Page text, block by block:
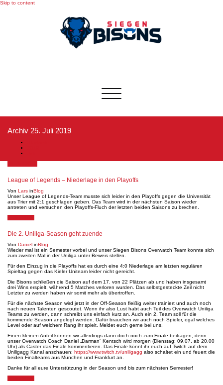
Skip to content
Toggle
navigation
Archiv 25. Juli 2019
League of Legends – Niederlage in den Playoffs
Von Lars inBlog
Unser League of Legends-Team musste sich leider in den Playoffs gegen die Universität
aus Trier mit 2:1 geschlagen geben. Das Team wird in der nächsten Saison wieder
antreten und versuchen den Playoffs-Fluch der letzten beiden Saisons zu brechen.
Die 2. Uniliga-Season geht zuende
Von Daniel inBlog
Wieder mal ist ein Semester vorbei und unser Siegen Bisons Overwatch Team konnte sich
zum zweiten Mal in der Uniliga unter Beweis stellen.
Für den Einzug in die Playoffs hat es durch eine 4:0 Niederlage am letzten regulären
Spieltag gegen das Kieler Uniteam leider nicht gereicht.
Die Bisons schließen die Saison auf dem 17. von 22 Plätzen ab und haben insgesamt
drei Wins erspielt, während 5 Matches verloren wurden. Das selbstgesteckte Zeil nicht
Letzter zu werden haben wir somit mehr als übertroffen.
Für die nächste Season wird jetzt in der Off-Season fleißig weiter trainiert und auch noch
nach neuen Talenten gescoutet. Wenn ihr also Lust habt auch Teil des Overwatch Uniliga
Teams zu werden, dann schreibt uns einfach kurz an. Auch ein 2. Team soll für die
kommende Season angelegt werden. Dafür brauchen wir auch noch Spieler, egal welches
Level oder auf welchem Rang ihr spielt. Meldet euch gerne bei uns.
Einen kleinen Anteil können wir allerdings dann doch noch zum Finale beitragen, denn
unser Overwatch Coach Daniel „Darman“ Kentsch wird morgen (Dienstag: 09.07. ab 20.00
Uhr) als Caster das Finale kommentieren. Das Finale könnt ihr euch auf Twitch auf dem
Uniligagg Kanal anschauen: https://www.twitch.tv/uniligagg also schaltet ein und feuert die
beiden Finalteams aus München und Frankfurt an.
Danke für all eure Unterstützung in der Season und bis zum nächsten Semester!